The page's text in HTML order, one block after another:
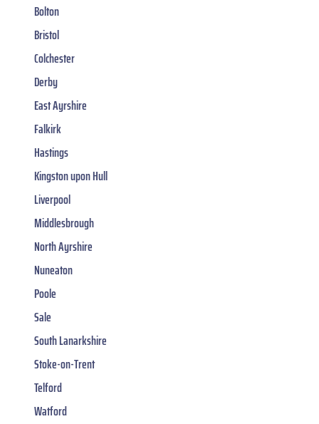
Bolton
Bristol
Colchester
Derby
East Ayrshire
Falkirk
Hastings
Kingston upon Hull
Liverpool
Middlesbrough
North Ayrshire
Nuneaton
Poole
Sale
South Lanarkshire
Stoke-on-Trent
Telford
Watford